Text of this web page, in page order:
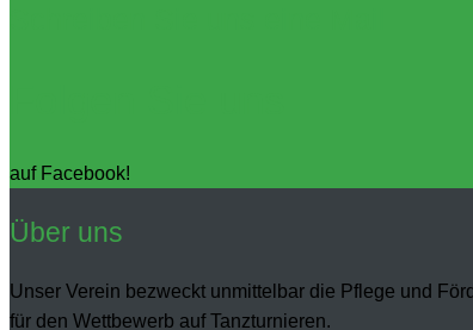
auf Facebook!
Über uns
Unser Verein bezweckt unmittelbar die Pflege und
für den Wettbewerb auf Tanzturnieren.